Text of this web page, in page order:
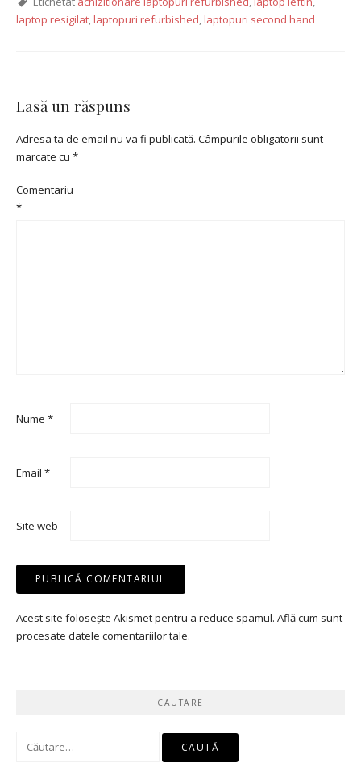
laptop resigilat,laptopuri refurbished,laptopuri second hand
Lasă un răspuns
Adresa ta de email nu va fi publicată. Câmpurile obligatorii sunt
marcate cu *
Comentariu
*
Nume *
Email *
Site web
Acest site folosește Akismet pentru a reduce spamul. Află cum sunt
procesate datele comentariilor tale.
CAUTARE
Caută